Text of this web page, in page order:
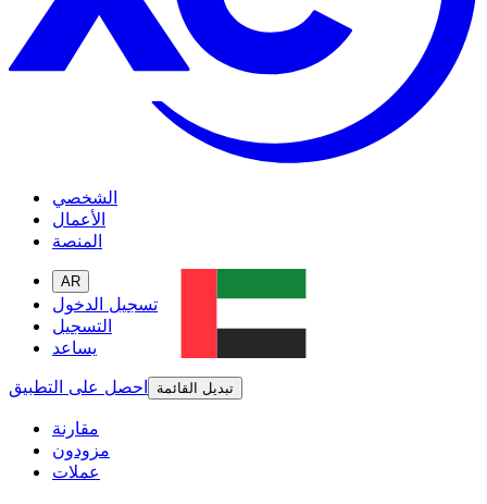
الشخصي
الأعمال
المنصة
AR
تسجيل الدخول
التسجيل
يساعد
احصل على التطبيق
تبديل القائمة
مقارنة
مزودون
عملات